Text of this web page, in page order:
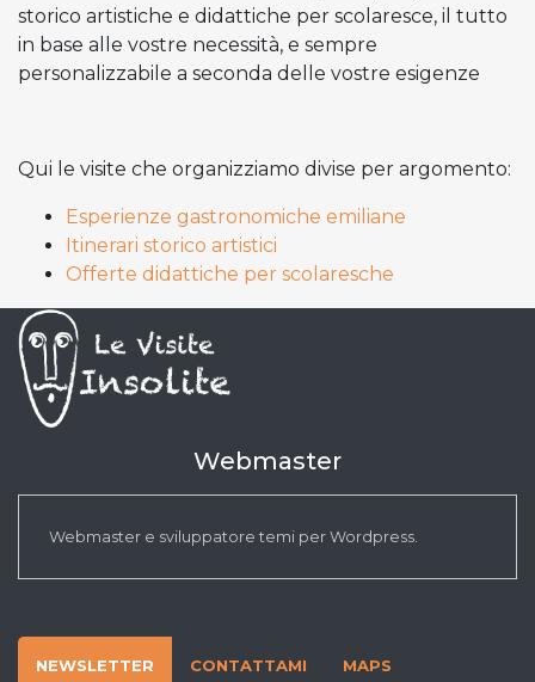
storico artistiche e didattiche per scolaresce, il tutto
in base alle vostre necessità, e sempre
personalizzabile a seconda delle vostre esigenze
Qui le visite che organizziamo divise per argomento:
Esperienze gastronomiche emiliane
Itinerari storico artistici
Offerte didattiche per scolaresche
Webmaster
Webmaster e sviluppatore temi per Wordpress.
NEWSLETTER CONTATTAMI MAPS